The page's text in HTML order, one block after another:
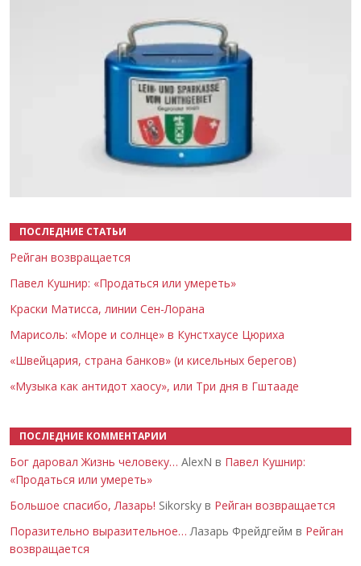
ПОСЛЕДНИЕ СТАТЬИ
Рейган возвращается
Павел Кушнир: «Продаться или умереть»
Краски Матисса, линии Сен-Лорана
Марисоль: «Море и солнце» в Кунстхаусе Цюриха
«Швейцария, страна банков» (и кисельных берегов)
«Музыка как антидот хаосу», или Три дня в Гштааде
ПОСЛЕДНИЕ КОММЕНТАРИИ
Бог даровал Жизнь человеку… AlexN в Павел Кушнир:
«Продаться или умереть»
Большое спасибо, Лазарь! Sikorsky в Рейган возвращается
Поразительно выразительное… Лазарь Фрейдгейм в Рейган
возвращается